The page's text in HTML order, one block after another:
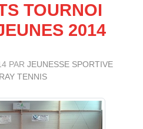
TOURNOI
2014
PAR JEUNESSE SPORTIVE
TENNIS